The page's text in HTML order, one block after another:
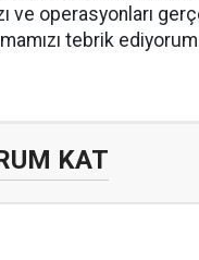
ve operasyonları
tebrik
KAT